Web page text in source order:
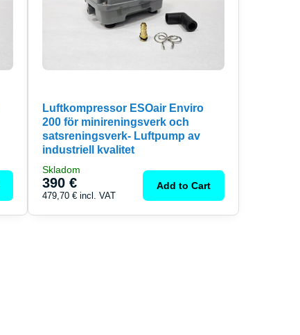
Luftkompressor ESOair Enviro
200 för minireningsverk och
satsreningsverk- Luftpump av
industriell kvalitet
Skladom
390 €
479,70 € incl. VAT
Add to Cart